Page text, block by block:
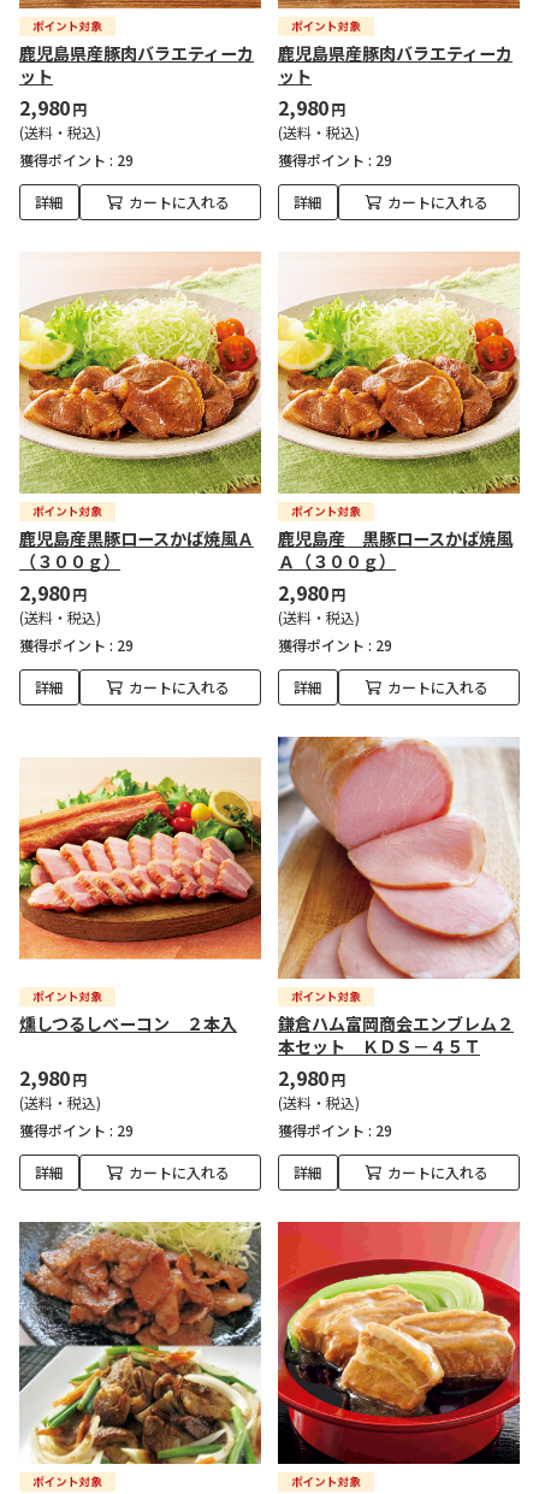
鹿児島県産豚肉バラエティーカ
ット
2,980円
(送料・税込)
獲得ポイント : 29
詳細 カートに入れる
鹿児島県産豚肉バラエティーカ
ット
2,980円
(送料・税込)
獲得ポイント : 29
詳細 カートに入れる
鹿児島産黒豚ロースかば焼風Ａ
（３００ｇ）
2,980円
(送料・税込)
獲得ポイント : 29
詳細 カートに入れる
鹿児島産 黒豚ロースかば焼風
Ａ（３００ｇ）
2,980円
(送料・税込)
獲得ポイント : 29
詳細 カートに入れる
燻しつるしベーコン ２本入
2,980円
(送料・税込)
獲得ポイント : 29
詳細 カートに入れる
鎌倉ハム富岡商会エンブレム２
本セット ＫＤＳ－４５Ｔ
2,980円
(送料・税込)
獲得ポイント : 29
詳細 カートに入れる